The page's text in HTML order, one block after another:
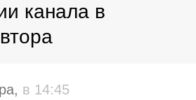
канала в
в 14:45